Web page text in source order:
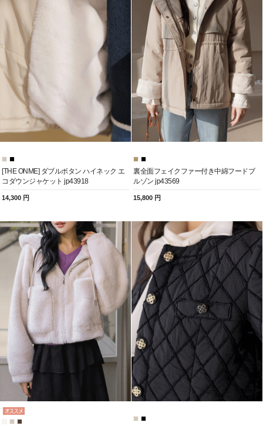
[THE ONME] ダブルボタン ハイネック エ
コダウンジャケット jp43918
14,300 円
裏全面フェイクファー付き中綿フードブ
ルゾン jp43569
15,800 円